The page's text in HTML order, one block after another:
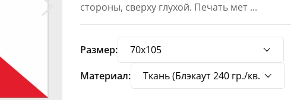
стороны, сверху глухой. Печать мет ...
Размер:
Материал: